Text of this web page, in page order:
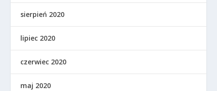
sierpień 2020
lipiec 2020
czerwiec 2020
maj 2020